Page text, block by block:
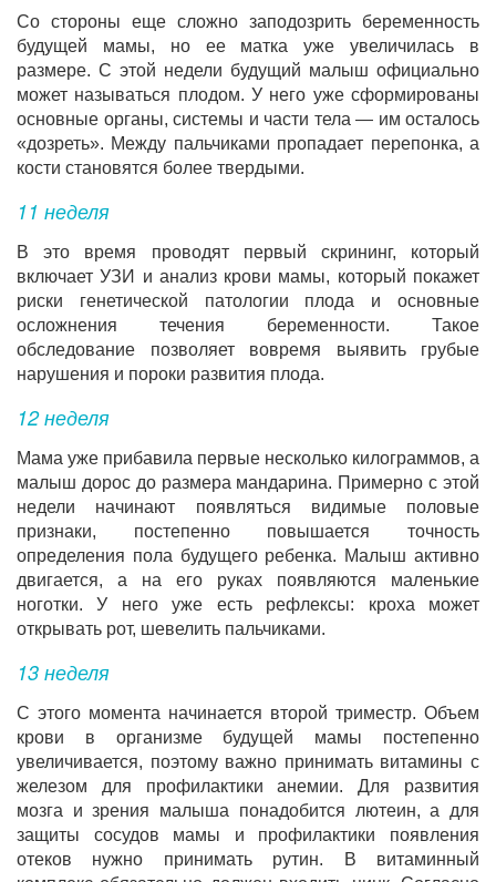
Со стороны еще сложно заподозрить беременность
будущей мамы, но ее матка уже увеличилась в
размере. С этой недели будущий малыш официально
может называться плодом. У него уже сформированы
основные органы, системы и части тела — им осталось
«дозреть». Между пальчиками пропадает перепонка, а
кости становятся более твердыми.
11 неделя
В это время проводят первый скрининг, который
включает УЗИ и анализ крови мамы, который покажет
риски генетической патологии плода и основные
осложнения течения беременности. Такое
обследование позволяет вовремя выявить грубые
нарушения и пороки развития плода.
12 неделя
Мама уже прибавила первые несколько килограммов, а
малыш дорос до размера мандарина. Примерно с этой
недели начинают появляться видимые половые
признаки, постепенно повышается точность
определения пола будущего ребенка. Малыш активно
двигается, а на его руках появляются маленькие
ноготки. У него уже есть рефлексы: кроха может
открывать рот, шевелить пальчиками.
13 неделя
С этого момента начинается второй триместр. Объем
крови в организме будущей мамы постепенно
увеличивается, поэтому важно принимать витамины с
железом для профилактики анемии. Для развития
мозга и зрения малыша понадобится лютеин, а для
защиты сосудов мамы и профилактики появления
отеков нужно принимать рутин. В витаминный